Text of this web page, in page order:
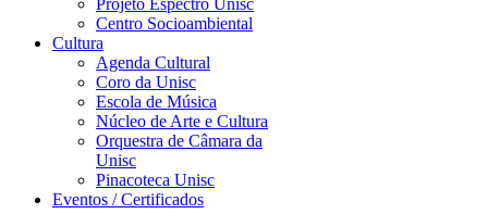
Projeto Espectro Unisc
Centro Socioambiental
Cultura
Agenda Cultural
Coro da Unisc
Escola de Música
Núcleo de Arte e Cultura
Orquestra de Câmara da
Unisc
Pinacoteca Unisc
Eventos / Certificados